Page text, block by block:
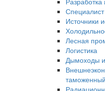
Источники
Лесная
Логистика
Дымоходы